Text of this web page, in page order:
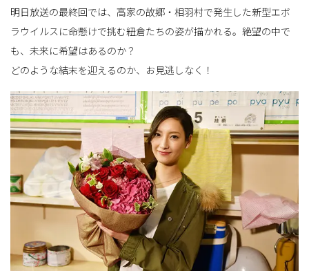
明日放送の最終回では、高家の故郷・相羽村で発生した新型エボ
ラウイルスに命懸けで挑む紐倉たちの姿が描かれる。絶望の中で
も、未来に希望はあるのか？
どのような結末を迎えるのか、お見逃しなく！